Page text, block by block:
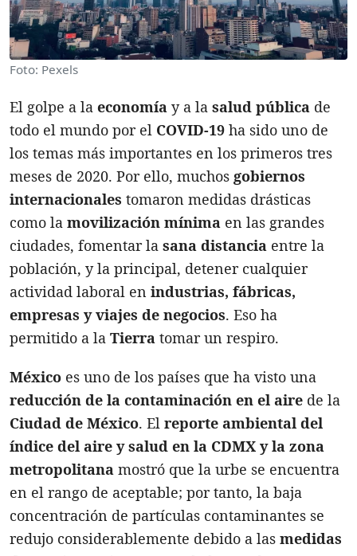
Foto: Pexels
El golpe a la economía y a la salud pública de
todo el mundo por el COVID-19 ha sido uno de
los temas más importantes en los primeros tres
meses de 2020. Por ello, muchos gobiernos
internacionales tomaron medidas drásticas
como la movilización mínima en las grandes
ciudades, fomentar la sana distancia entre la
población, y la principal, detener cualquier
actividad laboral en industrias, fábricas,
empresas y viajes de negocios. Eso ha
permitido a la Tierra tomar un respiro.
México es uno de los países que ha visto una
reducción de la contaminación en el aire de la
Ciudad de México. El reporte ambiental del
índice del aire y salud en la CDMX y la zona
metropolitana mostró que la urbe se encuentra
en el rango de aceptable; por tanto, la baja
concentración de partículas contaminantes se
redujo considerablemente debido a las medidas